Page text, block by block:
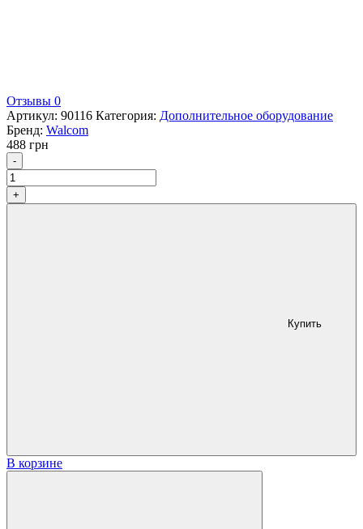
Отзывы 0
Артикул: 90116 Категория: Дополнительное оборудование
Бренд: Walcom
488 грн
- Количество
+
Купить
В корзине